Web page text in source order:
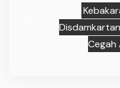
Disdamkartan
Cegah
Previous